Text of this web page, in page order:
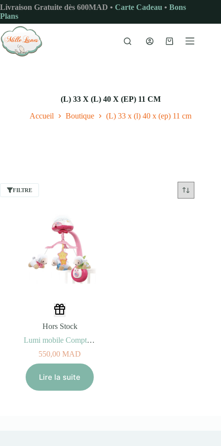
Passer
au
contenu
Livraison Gratuite dès 600MAD • Carte Cadeau • Bons
Plans
Panier
(L) 33 X (L) 40 X (EP) 11 CM
Accueil Boutique (L) 33 x (l) 40 x (ep) 11 cm
FILTRE
Hors Stock
Lumi mobile Compte-moutons rose (0-3ans)
550,00 MAD
Lire la suite